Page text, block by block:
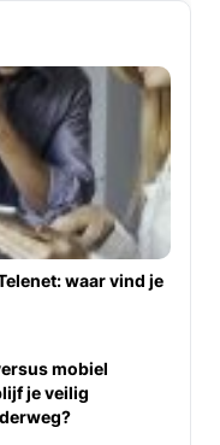
waar vind je
mobiel
je veilig